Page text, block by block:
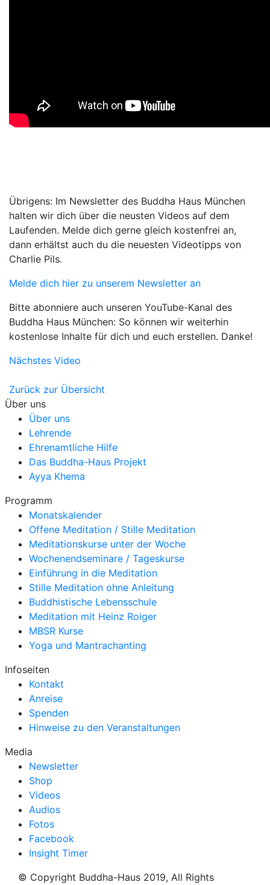
Übrigens: Im Newsletter des Buddha Haus München
halten wir dich über die neusten Videos auf dem
Laufenden. Melde dich gerne gleich kostenfrei an,
dann erhältst auch du die neuesten Videotipps von
Charlie Pils.
Melde dich hier zu unserem Newsletter an
Bitte abonniere auch unseren YouTube-Kanal des
Buddha Haus München: So können wir weiterhin
kostenlose Inhalte für dich und euch erstellen. Danke!
Nächstes Video
Zurück zur Übersicht
Über uns
Über uns
Lehrende
Ehrenamtliche Hilfe
Das Buddha-Haus Projekt
Ayya Khema
Programm
Monatskalender
Offene Meditation / Stille Meditation
Meditationskurse unter der Woche
Wochenendseminare / Tageskurse
Einführung in die Meditation
Stille Meditation ohne Anleitung
Buddhistische Lebensschule
Meditation mit Heinz Roiger
MBSR Kurse
Yoga und Mantrachanting
Infoseiten
Kontakt
Anreise
Spenden
Hinweise zu den Veranstaltungen
Media
Newsletter
Shop
Videos
Audios
Fotos
Facebook
Insight Timer
© Copyright Buddha-Haus 2019, All Rights